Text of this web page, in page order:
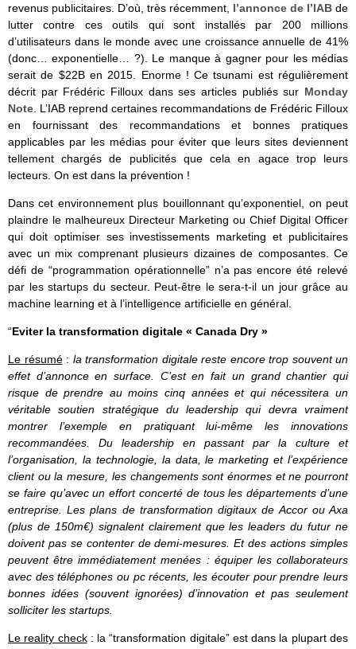
revenus publicitaires. D’où, très récemment, l’annonce de l’IAB de
lutter contre ces outils qui sont installés par 200 millions
d’utilisateurs dans le monde avec une croissance annuelle de 41%
(donc… exponentielle… ?). Le manque à gagner pour les médias
serait de $22B en 2015. Enorme ! Ce tsunami est régulièrement
décrit par Frédéric Filloux dans ses articles publiés sur Monday
Note . L’IAB reprend certaines recommandations de Frédéric Filloux
en fournissant des recommandations et bonnes pratiques
applicables par les médias pour éviter que leurs sites deviennent
tellement chargés de publicités que cela en agace trop leurs
lecteurs. On est dans la prévention !
Dans cet environnement plus bouillonnant qu’exponentiel, on peut
plaindre le malheureux Directeur Marketing ou Chief Digital Officer
qui doit optimiser ses investissements marketing et publicitaires
avec un mix comprenant plusieurs dizaines de composantes. Ce
défi de “programmation opérationnelle” n’a pas encore été relevé
par les startups du secteur. Peut-être le sera-t-il un jour grâce au
machine learning et à l’intelligence artificielle en général.
“Eviter la transformation digitale « Canada Dry »
Le résumé: la transformation digitale reste encore trop souvent un
effet d’annonce en surface. C’est en fait un grand chantier qui
risque de prendre au moins cinq années et qui nécessitera un
véritable soutien stratégique du leadership qui devra vraiment
montrer l’exemple en pratiquant lui-même les innovations
recommandées. Du leadership en passant par la culture et
l’organisation, la technologie, la data, le marketing et l’expérience
client ou la mesure, les changements sont énormes et ne pourront
se faire qu’avec un effort concerté de tous les départements d’une
entreprise. Les plans de transformation digitaux de Accor ou Axa
(plus de 150m€) signalent clairement que les leaders du futur ne
doivent pas se contenter de demi-mesures. Et des actions simples
peuvent être immédiatement menées : équiper les collaborateurs
avec des téléphones ou pc récents, les écouter pour prendre leurs
bonnes idées (souvent ignorées) d’innovation et pas seulement
solliciter les startups.
Le reality check: la “transformation digitale” est dans la plupart des